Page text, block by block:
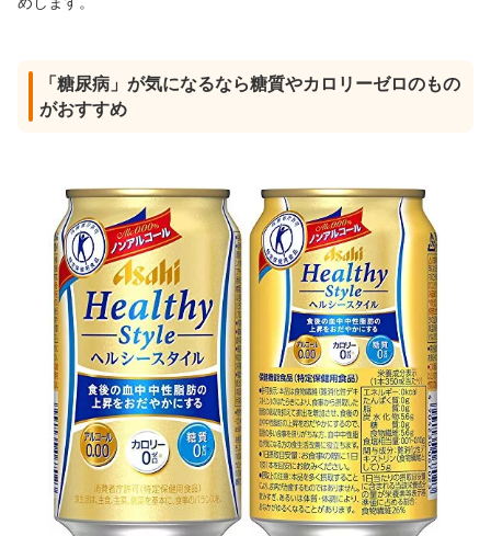
「糖尿病」が気になるなら糖質やカロリーゼロのもの
がおすすめ